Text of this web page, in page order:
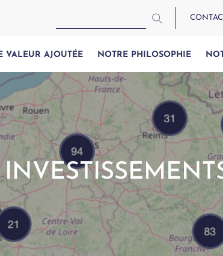
VALEUR AJOUTÉE NOTRE PHILOSOPHIE